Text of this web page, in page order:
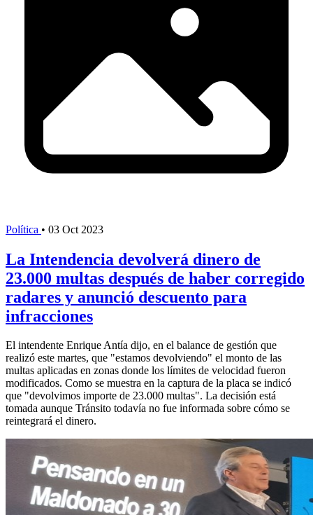
Política • 03 Oct 2023
La Intendencia devolverá dinero de
23.000 multas después de haber corregido
radares y anunció descuento para
infracciones
El intendente Enrique Antía dijo, en el balance de gestión que
realizó este martes, que "estamos devolviendo" el monto de las
multas aplicadas en zonas donde los límites de velocidad fueron
modificados. Como se muestra en la captura de la placa se indicó
que "devolvimos importe de 23.000 multas". La decisión está
tomada aunque Tránsito todavía no fue informada sobre cómo se
reintegrará el dinero.